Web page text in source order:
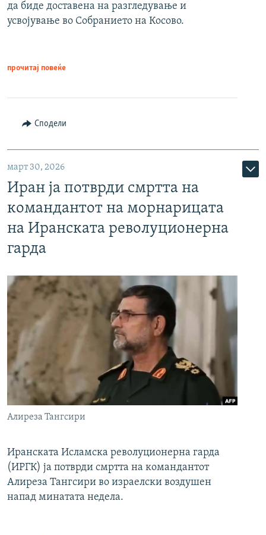
да биде доставена на разгледување и
усвојување во Собранието на Косово.
прочитај повеќе
Сподели
март 30, 2026
Иран ја потврди смртта на
командантот на морнарицата
на Иранската револуционерна
гарда
Алиреза Тангсири
Иранската Исламска револуционерна гарда
(ИРГК) ја потврди смртта на командантот
Алиреза Тангсири во израелски воздушен
напад минатата недела.